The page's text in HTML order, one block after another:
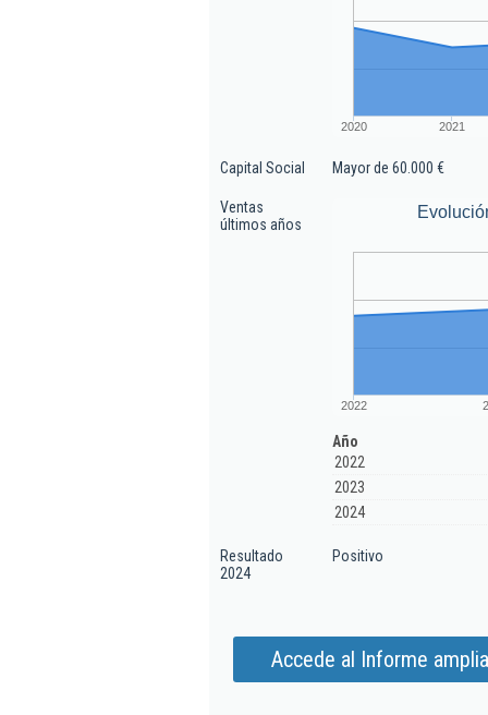
2020 2021
Capital Social Mayor de 60.000 €
Ventas
últimos años
2022
Año
2022
2023
2024
Resultado
2024
Positivo
Accede al Informe